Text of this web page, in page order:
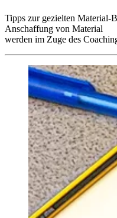
Tipps zur gezielten Material-
Anschaffung von Material
werden im Zuge des